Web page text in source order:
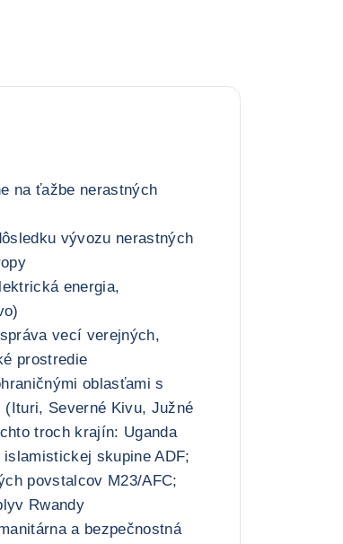
na ťažbe nerastných
vývozu nerastných
energia,
vecí verejných,
prostredie
oblasťami s
(Ituri, Severné Kivu, Južné
troch krajín: Uganda
skupine ADF;
povstalcov M23/AFC;
Rwandy
a bezpečnostná